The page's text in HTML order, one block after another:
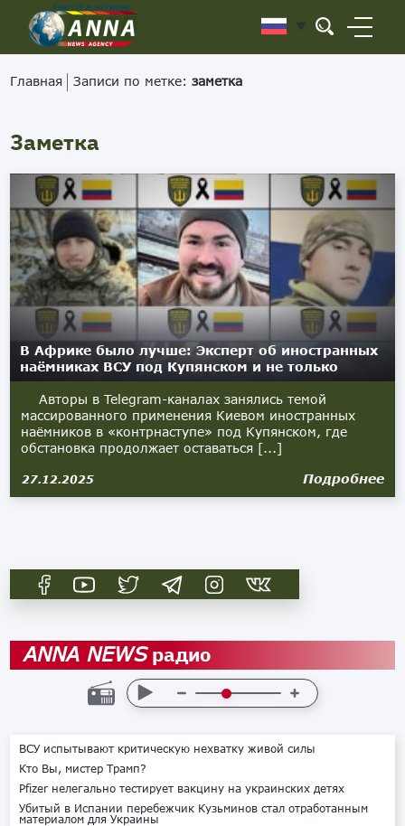
Главная Записи по метке:заметка
Заметка
В Африке было лучше: Эксперт об иностранных
наёмниках ВСУ под Купянском и не только
Авторы в Telegram-каналах занялись темой
массированного применения Киевом иностранных
наёмников в «контрнаступе» под Купянском, где
обстановка продолжает оставаться [...]
27.12.2025 Подробнее
ANNA NEWSрадио
ВСУ испытывают критическую нехватку живой силы
Кто Вы, мистер Трамп?
Pfizer нелегально тестирует вакцину на украинских детях
Убитый в Испании перебежчик Кузьминов стал отработанным
материалом для Украины